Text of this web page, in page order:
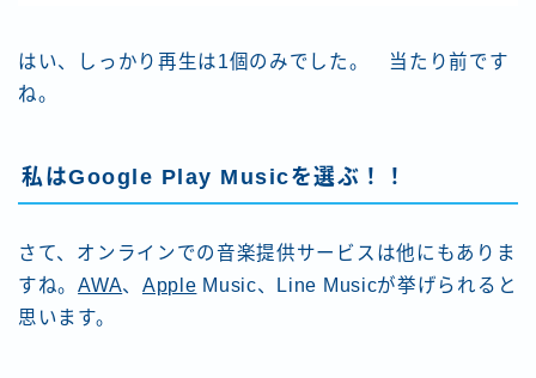
はい、しっかり再生は1個のみでした。 当たり前です
ね。
私はGoogle Play Musicを選ぶ！！
さて、オンラインでの音楽提供サービスは他にもありま
すね。AWA、 Apple Music、Line Musicが挙げられると
思います。